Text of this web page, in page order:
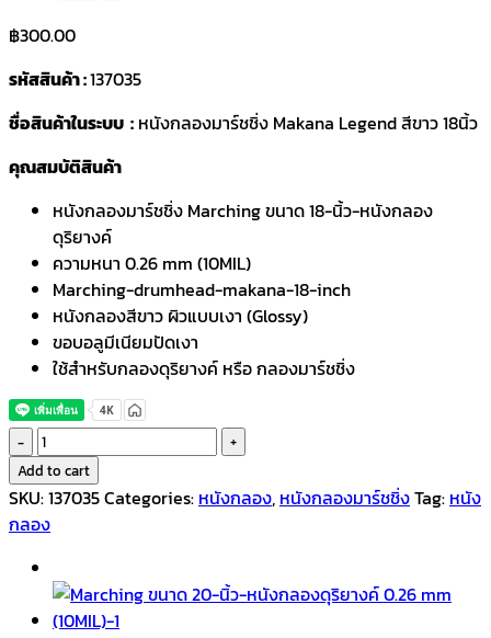
฿300.00
รหัสสินค้า :137035
ชื่อสินค้าในระบบ : หนังกลองมาร์ชชิ่ง Makana Legend สีขาว 18นิ้ว
คุณสมบัติสินค้า
หนังกลองมาร์ชชิ่ง Marching ขนาด 18-นิ้ว-หนังกลอง
ดุริยางค์
ความหนา 0.26 mm (10MIL)
Marching-drumhead-makana-18-inch
หนังกลองสีขาว ผิวแบบเงา (Glossy)
ขอบอลูมีเนียมปัดเงา
ใช้สำหรับกลองดุริยางค์ หรือ กลองมาร์ชชิ่ง
หนัง
กลอง
มาร์ช
ชิ่ง
ขนาด
18-
นิ้ว-
Add to cart
SKU:137035Categories: หนังกลอง, หนังกลองมาร์ชชิ่งTag: หนัง
กลอง